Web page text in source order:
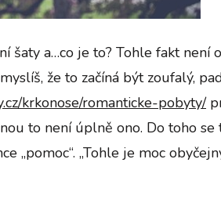
a…co je to? Tohle fakt není
že to začíná být zoufalý,
krkonose/romanticke-pobyty/
to není úplně ono. Do toho se
„pomoc“. „Tohle je moc